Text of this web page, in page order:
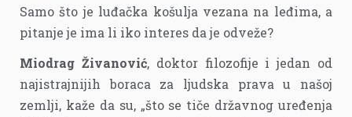
Samo što je luđačka košulja vezana na leđima, a
pitanje je ima li iko interes da je odveže?
Miodrag Živanović, doktor filozofije i jedan od
najistrajnijih boraca za ljudska prava u našoj
zemlji, kaže da su, „što se tiče državnog uređenja